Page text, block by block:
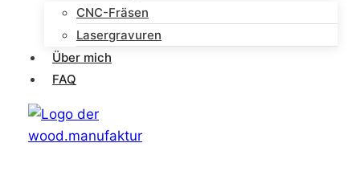
CNC-Fräsen
Lasergravuren
Über mich
FAQ